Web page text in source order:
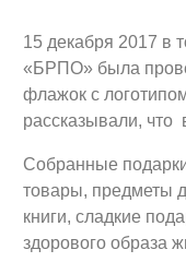
15 декабря 2017
«БРПО» была
флажок с
рассказывали, что
Собранные
товары, предметы
книги, сладкие
здорового образа